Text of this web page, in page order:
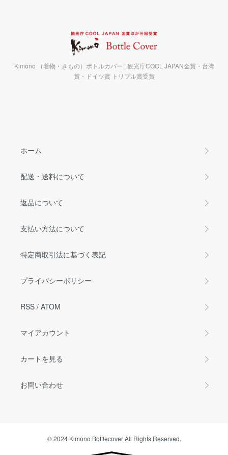
Kimono （着物・きもの）ボトルカバー | 観光庁COOL JAPAN金賞・台湾
賞・ドイツ賞 トリプル賞受賞
ホーム
配送・送料について
返品について
支払い方法について
特定商取引法に基づく表記
プライバシーポリシー
RSS / ATOM
マイアカウント
カートを見る
お問い合わせ
© 2024 Kimono Bottlecover All Rights Reserved.